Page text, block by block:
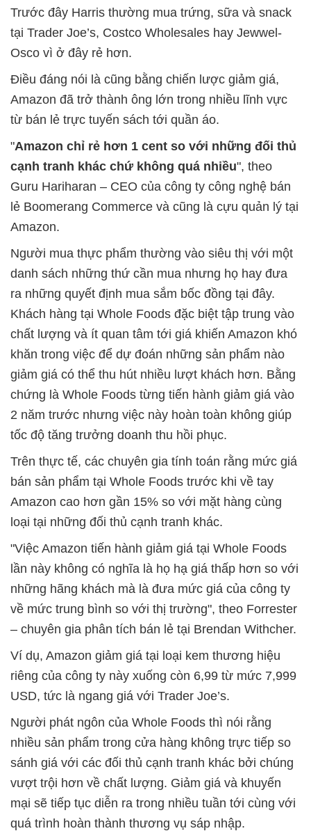
Trước đây Harris thường mua trứng, sữa và snack
tại Trader Joe’s, Costco Wholesales hay Jewwel-
Osco vì ở đây rẻ hơn.
Điều đáng nói là cũng bằng chiến lược giảm giá,
Amazon đã trở thành ông lớn trong nhiều lĩnh vực
từ bán lẻ trực tuyến sách tới quần áo.
"Amazon chỉ rẻ hơn 1 cent so với những đối thủ
cạnh tranh khác chứ không quá nhiều", theo
Guru Hariharan – CEO của công ty công nghệ bán
lẻ Boomerang Commerce và cũng là cựu quản lý tại
Amazon.
Người mua thực phẩm thường vào siêu thị với một
danh sách những thứ cần mua nhưng họ hay đưa
ra những quyết định mua sắm bốc đồng tại đây.
Khách hàng tại Whole Foods đặc biệt tập trung vào
chất lượng và ít quan tâm tới giá khiến Amazon khó
khăn trong việc để dự đoán những sản phẩm nào
giảm giá có thể thu hút nhiều lượt khách hơn. Bằng
chứng là Whole Foods từng tiến hành giảm giá vào
2 năm trước nhưng việc này hoàn toàn không giúp
tốc độ tăng trưởng doanh thu hồi phục.
Trên thực tế, các chuyên gia tính toán rằng mức giá
bán sản phẩm tại Whole Foods trước khi về tay
Amazon cao hơn gần 15% so với mặt hàng cùng
loại tại những đối thủ cạnh tranh khác.
"Việc Amazon tiến hành giảm giá tại Whole Foods
lần này không có nghĩa là họ hạ giá thấp hơn so với
những hãng khách mà là đưa mức giá của công ty
về mức trung bình so với thị trường", theo Forrester
– chuyên gia phân tích bán lẻ tại Brendan Withcher.
Ví dụ, Amazon giảm giá tại loại kem thương hiệu
riêng của công ty này xuống còn 6,99 từ mức 7,999
USD, tức là ngang giá với Trader Joe’s.
Người phát ngôn của Whole Foods thì nói rằng
nhiều sản phẩm trong cửa hàng không trực tiếp so
sánh giá với các đối thủ cạnh tranh khác bởi chúng
vượt trội hơn về chất lượng. Giảm giá và khuyến
mại sẽ tiếp tục diễn ra trong nhiều tuần tới cùng với
quá trình hoàn thành thương vụ sáp nhập.